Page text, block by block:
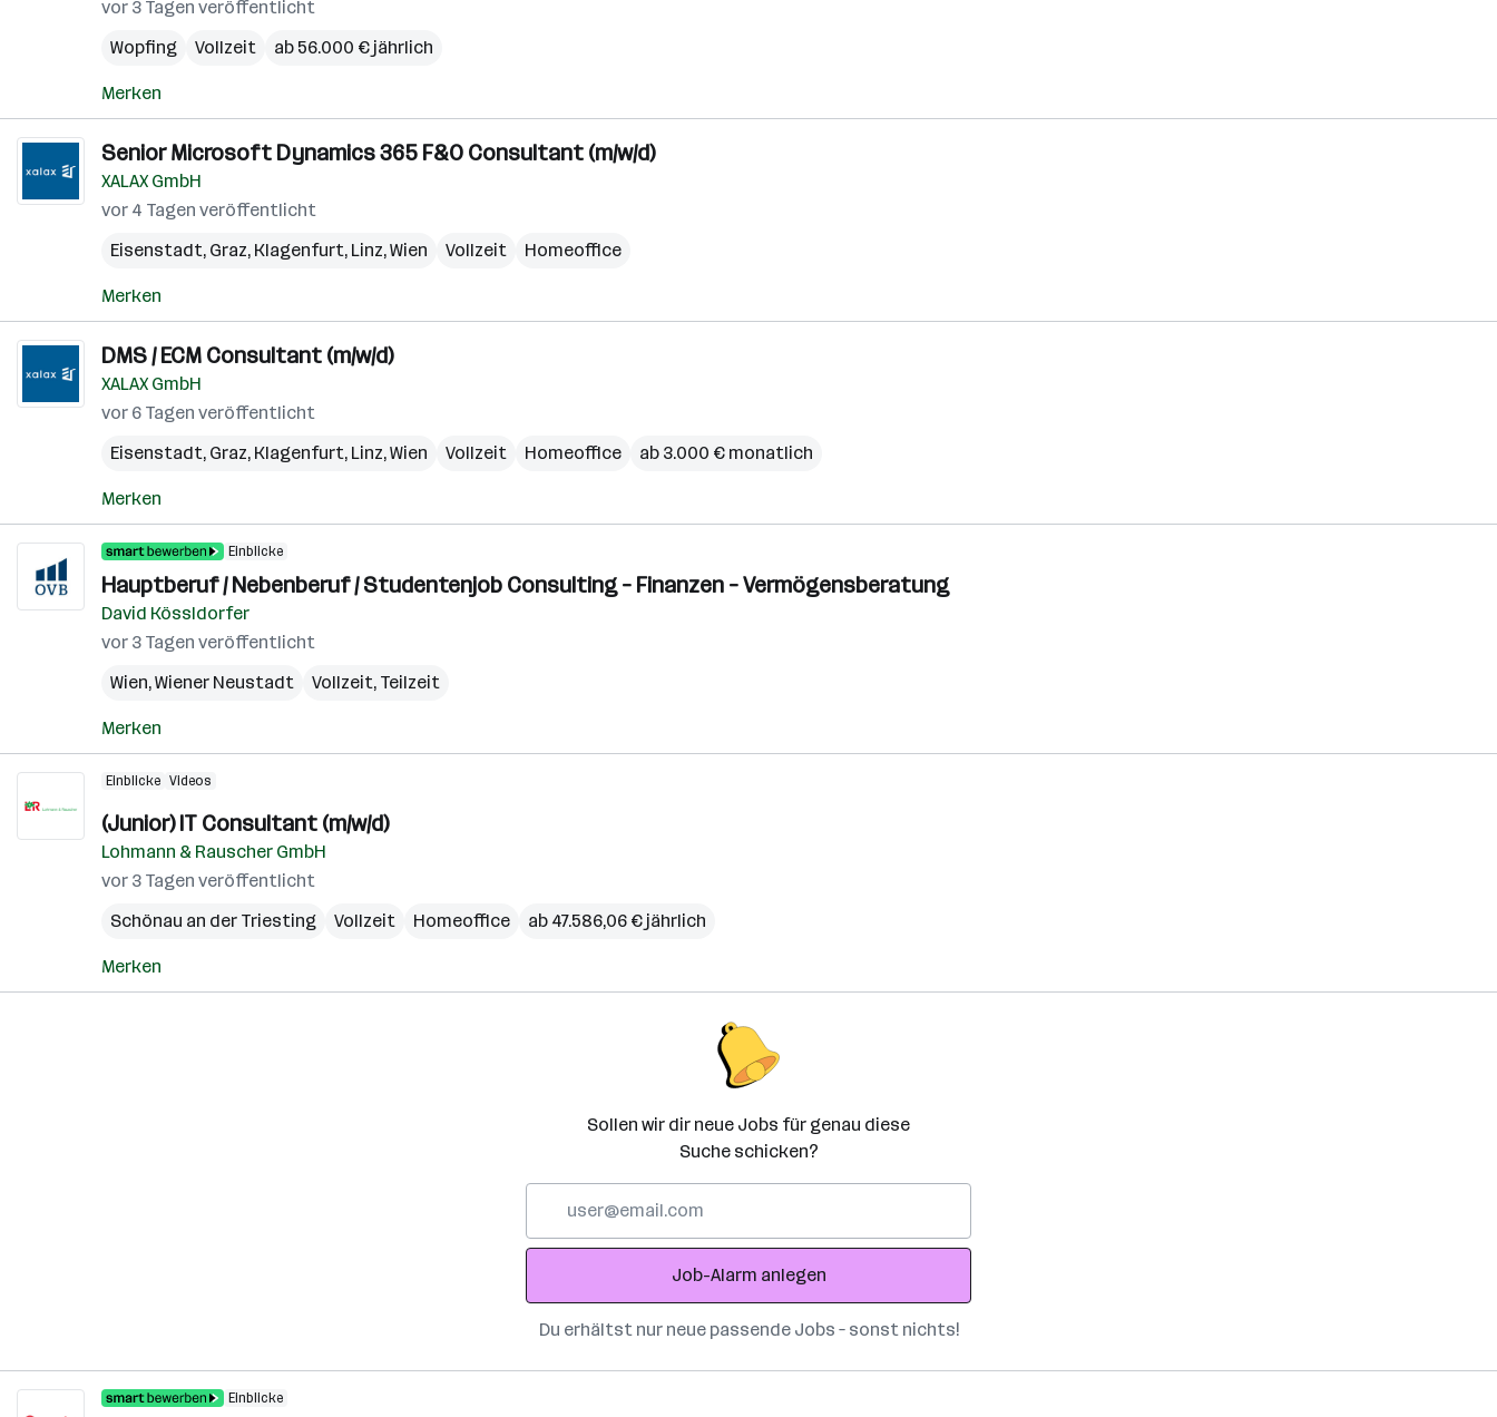
vor 3 Tagen veröffentlicht
Wopfing
Vollzeit ab 56.000 € jährlich
Merken
Senior Microsoft Dynamics 365 F&O Consultant (m/w/d)
XALAX GmbH
vor 4 Tagen veröffentlicht
Eisenstadt, Graz, Klagenfurt, Linz,Wien Vollzeit Homeoffice
Merken
DMS / ECM Consultant (m/w/d)
XALAX GmbH
vor 6 Tagen veröffentlicht
Eisenstadt, Graz, Klagenfurt, Linz,Wien Vollzeit Homeoffice ab 3.000 € monatlich
Merken
Einblicke
Hauptberuf / Nebenberuf / Studentenjob Consulting – Finanzen – Vermögensberatung
David Kössldorfer
vor 3 Tagen veröffentlicht
Wien,Wiener Neustadt Vollzeit, Teilzeit
Merken
Einblicke Videos
(Junior) IT Consultant (m/w/d)
Lohmann & Rauscher GmbH
vor 3 Tagen veröffentlicht
Schönau an der Triesting
Vollzeit Homeoffice ab 47.586,06 € jährlich
Merken
Sollen wir dir neue Jobs für genau diese
Suche schicken?
Adresse
Job-Alarm anlegen
Du erhältst nur neue passende Jobs – sonst nichts!
Einblicke